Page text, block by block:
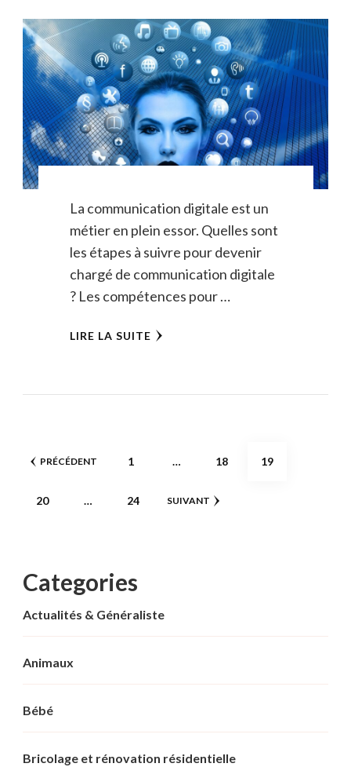
La communication digitale est un
métier en plein essor. Quelles sont
les étapes à suivre pour devenir
chargé de communication digitale
? Les compétences pour …
LIRE LA SUITE
Pagination
publications
PRÉCÉDENT PAGE
1 … PAGE
18 PAGE
19
PAGE
20 … PAGE
24 SUIVANT
Categories
Actualités & Généraliste
Animaux
Bébé
Bricolage et rénovation résidentielle